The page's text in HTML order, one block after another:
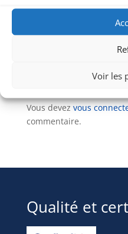
Voir les
Vous devezvous
commentaire.
Qualité et